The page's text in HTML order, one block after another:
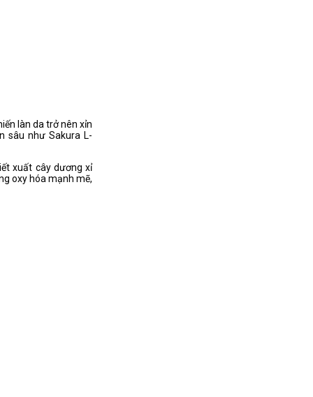
làn da trở nên xỉn
sâu như Sakura L-
xuất cây dương xỉ
oxy hóa mạnh mẽ,